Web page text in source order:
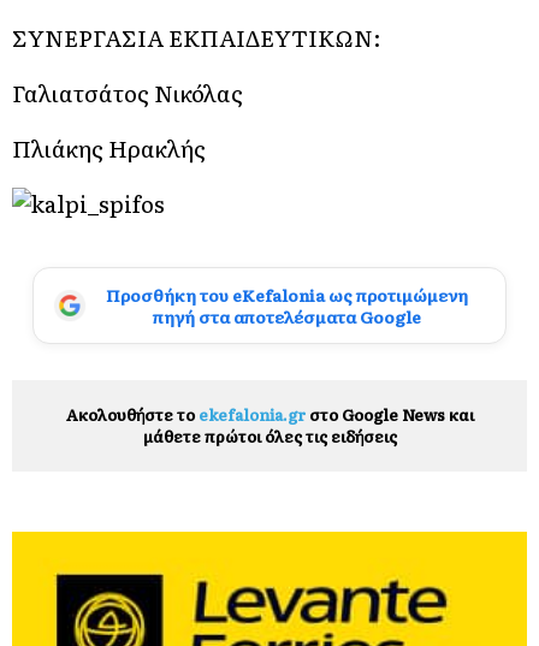
ΣΥΝΕΡΓΑΣΙΑ ΕΚΠΑΙΔΕΥΤΙΚΩΝ:
Γαλιατσάτος Νικόλας
Πλιάκης Ηρακλής
Προσθήκη του eKefalonia ως προτιμώμενη
πηγή στα αποτελέσματα Google
Ακολουθήστε το ekefalonia.grστο Google News και
μάθετε πρώτοι όλες τις ειδήσεις